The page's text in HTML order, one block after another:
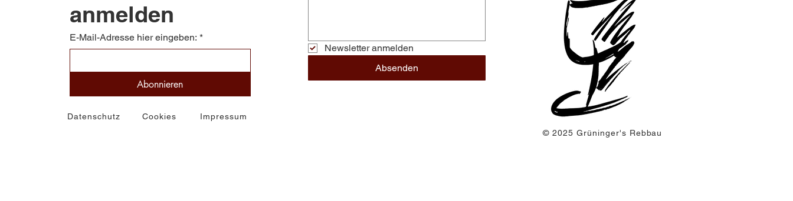
anmelden
E-Mail-Adresse hier eingeben: *
Abonnieren
Datenschutz Cookies Impressum
Newsletter anmelden
Absenden
© 2025 Grüninger's Rebbau